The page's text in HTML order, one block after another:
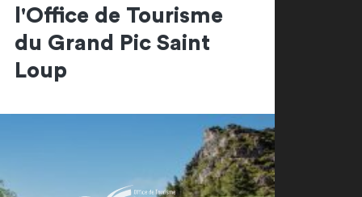
l'Office de Tourisme
du Grand Pic Saint
Loup